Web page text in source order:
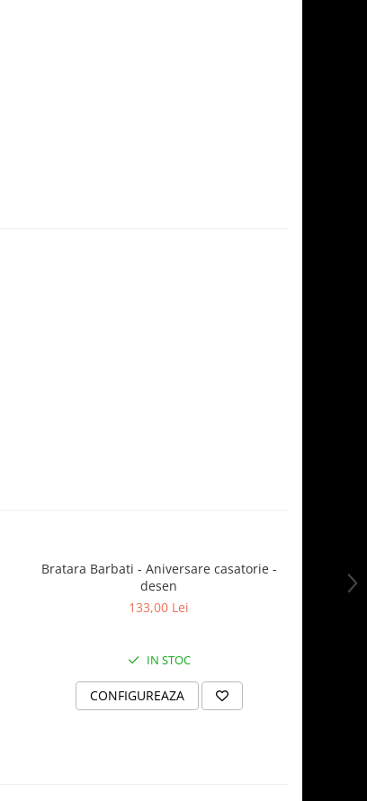
Bratara Barbati - Aniversare casatorie -
desen
133,00 Lei
IN STOC
CONFIGUREAZA
Gravură